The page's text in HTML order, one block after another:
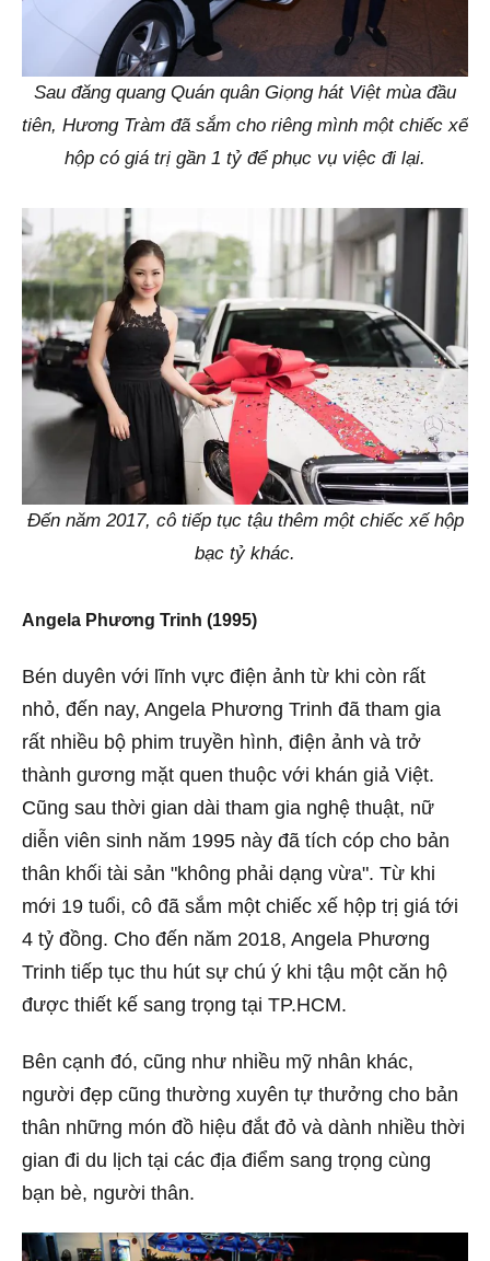
Sau đăng quang Quán quân Giọng hát Việt mùa đầu
tiên, Hương Tràm đã sắm cho riêng mình một chiếc xế
hộp có giá trị gần 1 tỷ để phục vụ việc đi lại.
Đến năm 2017, cô tiếp tục tậu thêm một chiếc xế hộp
bạc tỷ khác.
Angela Phương Trinh (1995)
Bén duyên với lĩnh vực điện ảnh từ khi còn rất
nhỏ, đến nay, Angela Phương Trinh đã tham gia
rất nhiều bộ phim truyền hình, điện ảnh và trở
thành gương mặt quen thuộc với khán giả Việt.
Cũng sau thời gian dài tham gia nghệ thuật, nữ
diễn viên sinh năm 1995 này đã tích cóp cho bản
thân khối tài sản "không phải dạng vừa". Từ khi
mới 19 tuổi, cô đã sắm một chiếc xế hộp trị giá tới
4 tỷ đồng. Cho đến năm 2018, Angela Phương
Trinh tiếp tục thu hút sự chú ý khi tậu một căn hộ
được thiết kế sang trọng tại TP.HCM.
Bên cạnh đó, cũng như nhiều mỹ nhân khác,
người đẹp cũng thường xuyên tự thưởng cho bản
thân những món đồ hiệu đắt đỏ và dành nhiều thời
gian đi du lịch tại các địa điểm sang trọng cùng
bạn bè, người thân.